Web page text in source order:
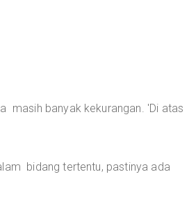
masih banyak kekurangan. 'Di atas
bidang tertentu, pastinya ada